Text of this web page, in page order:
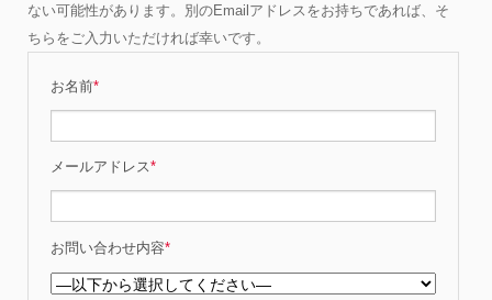
ない可能性があります。別のEmailアドレスをお持ちであれば、そ
ちらをご入力いただければ幸いです。
お名前*
メールアドレス*
お問い合わせ内容*